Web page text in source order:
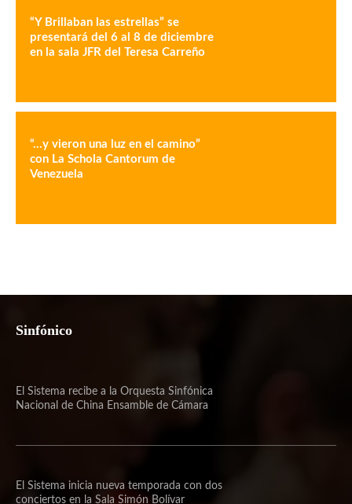
“Y Brillaban las estrellas” se
presentará del 6 al 8 de diciembre
en la sala JFR del Teresa Carreño
“…y vieron una luz en el camino”
con La Schola Cantorum de
Venezuela
Sinfónico
El Sistema recibe a la Orquesta Sinfónica
Nacional de China Ensamble de Cámara
El Sistema inicia nueva temporada con dos
conciertos en la Sala Simón Bolívar